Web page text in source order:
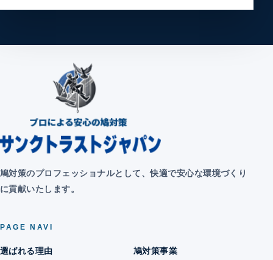
鳩対策のプロフェッショナルとして、快適で安心な環境づくり
に貢献いたします。
PAGE NAVI
選ばれる理由 鳩対策事業